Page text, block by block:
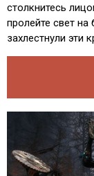
столкнитесь
пролейте свет
захлестнули эти